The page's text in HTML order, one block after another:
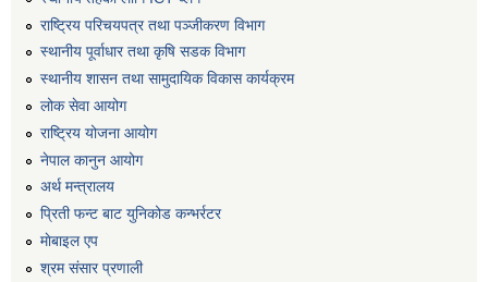
राष्‍ट्रिय परिचयपत्र तथा पञ्‍जीकरण विभाग
स्थानीय पूर्वाधार तथा कृषि सडक विभाग
स्थानीय शासन तथा सामुदायिक विकास कार्यक्रम
लोक सेवा आयोग
राष्ट्रिय योजना आयोग
नेपाल कानुन आयोग
अर्थ मन्त्रालय
प्रिती फन्ट बाट युनिकोड कन्भर्रटर
माेबाइल एप
श्रम संसार प्रणाली